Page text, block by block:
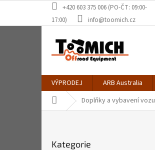
obsah
+420 603 375 006 (PO-ČT: 09:00-
17:00)
info@toomich.cz
VÝPRODEJ ARB Australia
Domů Doplňky a vybavení vozu
kategorie
Kategorie